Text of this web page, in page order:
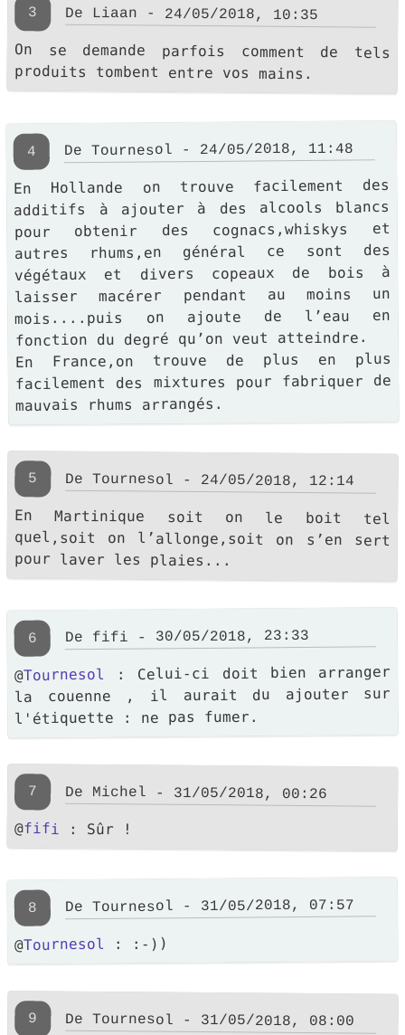
3 De Liaan - 24/05/2018, 10:35
On se demande parfois comment de tels
produits tombent entre vos mains.
4 De Tournesol - 24/05/2018, 11:48
En Hollande on trouve facilement des
additifs à ajouter à des alcools blancs
pour obtenir des cognacs,whiskys et
autres rhums,en général ce sont des
végétaux et divers copeaux de bois à
laisser macérer pendant au moins un
mois....puis on ajoute de l’eau en
fonction du degré qu’on veut atteindre.
En France,on trouve de plus en plus
facilement des mixtures pour fabriquer de
mauvais rhums arrangés.
5 De Tournesol - 24/05/2018, 12:14
En Martinique soit on le boit tel
quel,soit on l’allonge,soit on s’en sert
pour laver les plaies...
6 De fifi - 30/05/2018, 23:33
@Tournesol : Celui-ci doit bien arranger
la couenne , il aurait du ajouter sur
l'étiquette : ne pas fumer.
7 De Michel - 31/05/2018, 00:26
@fifi : Sûr !
8 De Tournesol - 31/05/2018, 07:57
@Tournesol : :-))
9 De Tournesol - 31/05/2018, 08:00